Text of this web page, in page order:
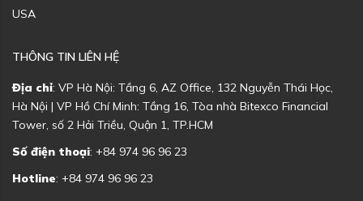
USA
THÔNG TIN LIÊN HỆ
Địa chỉ: VP Hà Nội: Tầng 6, AZ Office, 132 Nguyễn Thái Học,
Hà Nội | VP Hồ Chí Minh: Tầng 16, Tòa nhà Bitexco Financial
Tower, số 2 Hải Triều, Quận 1, TP.HCM
Số điện thoại: +84 974 96 96 23
Hotline: +84 974 96 96 23